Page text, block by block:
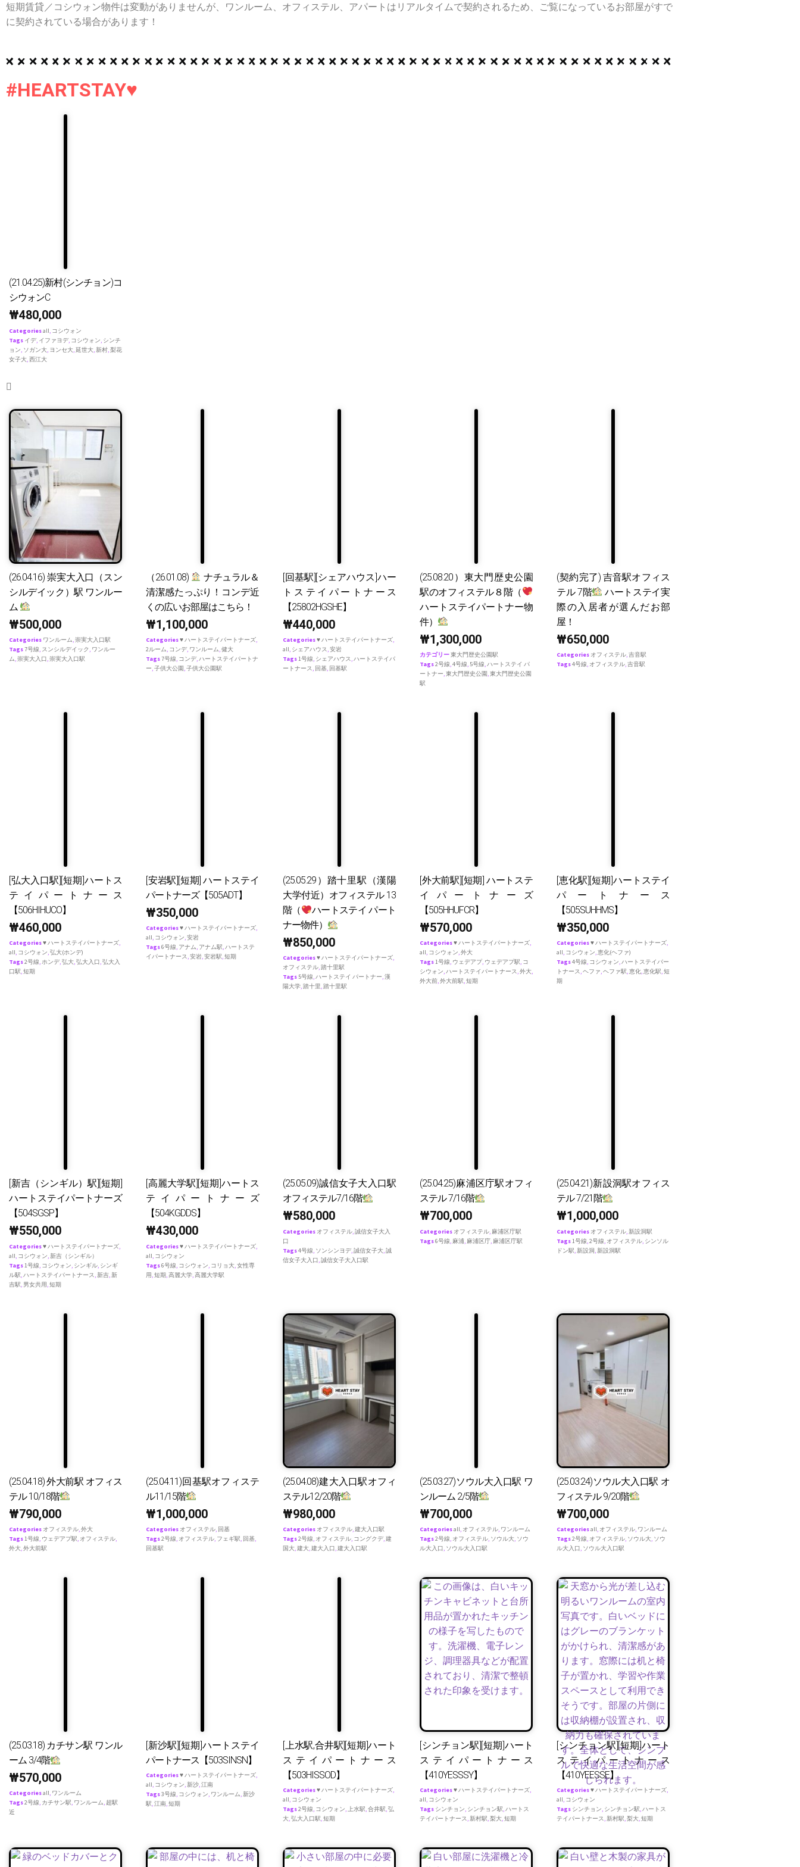
短期賃貸／コシウォン物件は変動がありませんが、ワンルーム、オフィステル、アパートはリアルタイムで契約されるため、ご覧になっているお部屋がすで
に契約されている場合があります！
#HEARTSTAY♥
(21.04.25)新村(シンチョン)コ
シウォンC
₩480,000
Categoriesall, コシウォン
Tags イデ, イファヨデ, コシウォン, シンチ
ョン, ソガン大, ヨンセ大,延世大,新村,梨花
女子大,西江大
(26.04.16) 崇実大入口（スン
シルデイック）駅 ワンルー
ム
₩500,000
Categories ワンルーム,崇実大入口駅
Tags7号線, スンシルデイック , ワンルー
ム,崇実大入口,崇実大入口駅
（26.01.08)
ナチュラル＆
清潔感たっぷり！コンデ近
くの広いお部屋はこちら！
₩1,100,000
Categories♥ ハートステイパートナーズ,
2ルーム, コンデ, ワンルーム,健大
Tags7号線, コンデ,ハートステイパートナ
ー,子供大公園,子供大公園駅
[回基駅][シェアハウス]ハー
トステイパートナース
【25802HGSHE】
₩440,000
Categories♥ ハートステイパートナーズ,
all, シェアハウス,安岩
Tags1号線, シェアハウス,ハートステイパ
ートナース, 回基, 回基駅
(25.08.20）東大門歴史公園
駅のオフィステル８階（
ハートステイパートナー物
件）
₩1,300,000
カテゴリー東大門歴史公園駅
Tags2号線,4号線, 5号線,ハートステイ パ
ートナー,東大門歴史公園,東大門歴史公園
駅
(契約完了) 吉音駅オフィス
テル 7階
ハートステイ実
際の入居者が選んだお部
屋！
₩650,000
Categories オフィステル,吉音駅
Tags4号線, オフィステル,吉音駅
[弘大入口駅][短期]ハートス
テイパートナース
【506HIHUCO】
₩460,000
Categories♥ ハートステイパートナーズ,
all, コシウォン,弘大(ホンデ)
Tags2号線,ホンデ,弘大,弘大入口,弘大入
口駅,短期
[安岩駅][短期] ハートステイ
パートナーズ【505ADT】
₩350,000
Categories♥ ハートステイパートナーズ,
all, コシウォン,安岩
Tags6号線, アナム, アナム駅,ハートステ
イパートナース,安岩,安岩駅,短期
(25.05.29）踏十里駅（漢陽
大学付近）オフィステル 13
階（
ハートステイ パート
ナー物件）
₩850,000
Categories♥ ハートステイパートナーズ,
オフィステル,踏十里駅
Tags 5号線,ハートステイ パートナー,漢
陽大学,踏十里,踏十里駅
[外大前駅][短期] ハートステ
イパートナーズ
【505HHUFCR】
₩570,000
Categories♥ ハートステイパートナーズ,
all, コシウォン,外大
Tags1号線, ウェデアプ, ウェデアプ駅, コ
シウォン,ハートステイパートナース,外大,
外大前,外大前駅,短期
[恵化駅][短期]ハートステイ
パートナース
【505SUHHMS】
₩350,000
Categories♥ ハートステイパートナーズ,
all, コシウォン,恵化(ヘファ)
Tags4号線, コシウォン,ハートステイパー
トナース,ヘファ,ヘファ駅,恵化,恵化駅,短
期
[新吉（シンギル）駅][短期]
ハートステイパートナーズ
【504SGSP】
₩550,000
Categories♥ ハートステイパートナーズ,
all, コシウォン,新吉（シンギル）
Tags1号線, コシウォン, シンギル, シンギ
ル駅,ハートステイパートナース,新吉,新
吉駅, 男女共用,短期
[高麗大学駅][短期]ハートス
テイパートナーズ
【504KGDDS】
₩430,000
Categories♥ ハートステイパートナーズ,
all, コシウォン
Tags6号線, コシウォン, コリョ大,女性専
用,短期,高麗大学,高麗大学駅
(25.05.09)誠信女子大入口駅
オフィステル7/16階
₩580,000
Categories オフィステル,誠信女子大入
口
Tags4号線, ソンシンヨデ,誠信女子大,誠
信女子大入口,誠信女子大入口駅
(25.04.25)麻浦区庁駅オフィ
ステル 7/16階
₩700,000
Categories オフィステル, 麻浦区庁駅
Tags6号線, 麻浦, 麻浦区庁, 麻浦区庁駅
(25.04.21)新設洞駅オフィス
テル 7/21階
₩1,000,000
Categories オフィステル,新設洞駅
Tags1号線,2号線, オフィステル, シンソル
ドン駅,新設洞,新設洞駅
(25.04.18) 外大前駅 オフィス
テル 10/18階
₩790,000
Categories オフィステル,外大
Tags1号線, ウェデアプ駅, オフィステル,
外大,外大前駅
(25.04.11)回基駅オフィステ
ル11/15階
₩1,000,000
Categories オフィステル, 回基
Tags2号線, オフィステル, フェギ駅, 回基,
回基駅
(25.04.08)建大入口駅オフィ
ステル12/20階
₩980,000
Categories オフィステル,建大入口駅
Tags2号線, オフィステル, コングクデ,建
国大,建大,建大入口,建大入口駅
(25.03.27)ソウル大入口駅 ワ
ンルーム 2/5階
₩700,000
Categoriesall, オフィステル, ワンルーム
Tags2号線, オフィステル, ソウル大, ソウ
ル大入口, ソウル大入口駅
(25.03.24)ソウル大入口駅 オ
フィステル 9/20階
₩700,000
Categoriesall, オフィステル, ワンルーム
Tags2号線, オフィステル, ソウル大, ソウ
ル大入口, ソウル大入口駅
(25.03.18) カチサン駅 ワンル
ーム 3/4階
₩570,000
Categoriesall, ワンルーム
Tags2号線, カチサン駅, ワンルーム, 超駅
近
[新沙駅][短期]ハートステイ
パートナース【503SINSN】
Categories♥ ハートステイパートナーズ,
all, コシウォン,新沙,江南
Tags3号線, コシウォン, ワンルーム,新沙
駅,江南,短期
[上水駅,合井駅][短期]ハート
ステイパートナース
【503HISSOD】
Categories♥ ハートステイパートナーズ,
all, コシウォン
Tags2号線, コシウォン, 上水駅,合井駅,弘
大,弘大入口駅,短期
[シンチョン駅][短期]ハート
ステイパートナース
【410YESSSY】
Categories♥ ハートステイパートナーズ,
all, コシウォン
Tags シンチョン, シンチョン駅,ハートス
テイパートナース,新村駅,梨大,短期
[シンチョン駅][短期]ハート
ステイパートナース
【410YEESSE】
Categories♥ ハートステイパートナーズ,
all, コシウォン
Tags シンチョン, シンチョン駅,ハートス
テイパートナース,新村駅,梨大,短期